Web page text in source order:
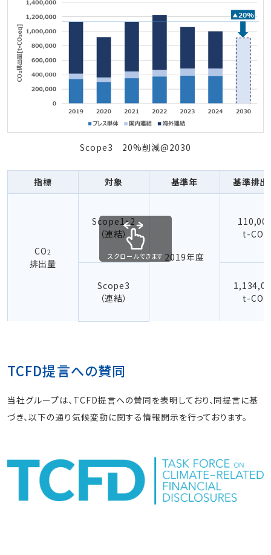
Scope3 20%削減@2030
指標 対象 基準年 基準排出
CO2
排出量
Scope1・2
（連結）
2019年度
t-CO
Scope3
（連結）
t-CO
スクロールできます
TCFD提言への賛同
当社グループは、TCFD提言への賛同を表明しており、同提言に基
づき、以下の通り気候変動に関する情報開示を行っております。